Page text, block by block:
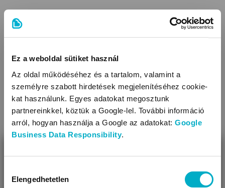
Ez a weboldal sütiket használ
Az oldal működéséhez és a tartalom, valamint a
személyre szabott hirdetések megjelenítéséhez cookie-
kat használunk. Egyes adatokat megosztunk
partnereinkkel, köztük a Google-lel. További információ
arról, hogyan használja a Google az adatokat: Google
Business Data Responsibility.
kiválasztása
Elengedhetetlen
Méret (cm): 22x420
Anyagtípus:(töltet) flísz
Fix huzatos
Tisztítás: mosógépben mosható, töltettel együtt mosható
Fazon: zsinórral az ágyhoz köthető
Díszítés: anyagában mintás
TOVÁBBIAK
Úgy látjuk, most jársz nálunk először!